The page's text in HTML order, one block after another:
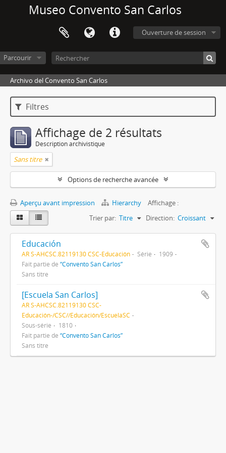
Museo Convento San Carlos
Ouverture de session
Parcourir
Archivo del Convento San Carlos
Filtres
Affichage de 2 résultats
Description archivistique
Sans titre
Options de recherche avancée
Aperçu avant impression Hierarchy
Affichage :
Trier par: Titre Direction: Croissant
Educación
AR S-AHCSC.82119130 CSC-Educación Série
1909
Fait partie de “Convento San Carlos”
Sans titre
[Escuela San Carlos]
AR S-AHCSC.82119130 CSC-
Educación-/CSC//Educación/EscuelaSC
Sous-série
1810
Fait partie de “Convento San Carlos”
Sans titre